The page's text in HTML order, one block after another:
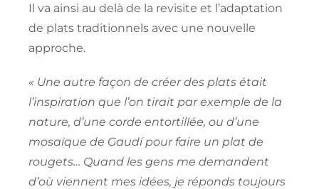
Il va ainsi au delà de la revisite et l’adaptation
de plats traditionnels avec une nouvelle
approche.
« Une autre façon de créer des plats était
l’inspiration que l’on tirait par exemple de la
nature, d’une corde entortillée, ou d’une
mosaïque de Gaudí pour faire un plat de
rougets… Quand les gens me demandent
d’où viennent mes idées, je réponds toujours